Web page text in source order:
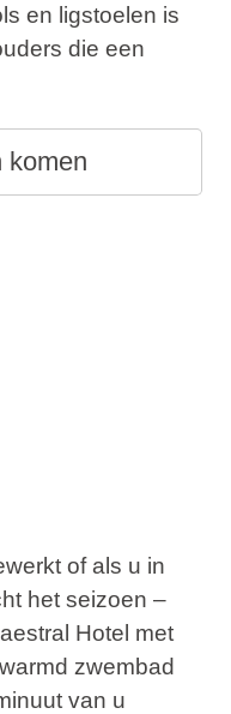
en ligstoelen is
die een
komen
of als u in
het seizoen –
Hotel met
zwembad
van u